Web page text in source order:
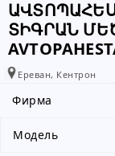
ՏԻԳՐԱՆ
Ереван, Кентрон
Фирма
Модель
что